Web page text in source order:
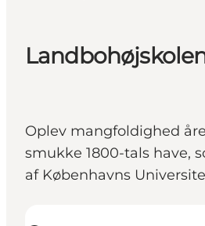
Oplev mangfoldighed
smukke 1800-tals have,
af Københavns